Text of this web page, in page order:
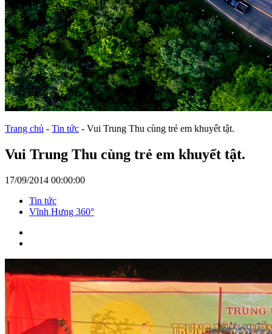
Trang chủ - Tin tức - Vui Trung Thu cùng trẻ em khuyết tật.
Vui Trung Thu cùng trẻ em khuyết tật.
17/09/2014 00:00:00
Tin tức
Vĩnh Hưng 360°